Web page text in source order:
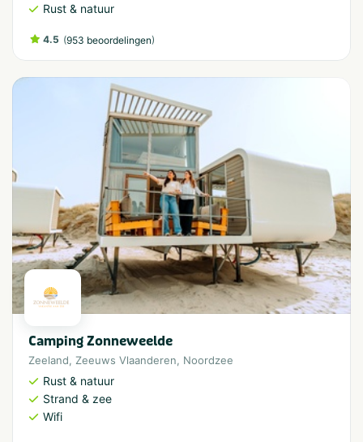
Rust & natuur
4.5 (953 beoordelingen)
Camping Zonneweelde
Zeeland, Zeeuws Vlaanderen, Noordzee
Rust & natuur
Strand & zee
Wifi